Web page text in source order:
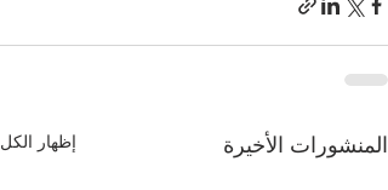
المنشورات الأخيرة إظهار الكل